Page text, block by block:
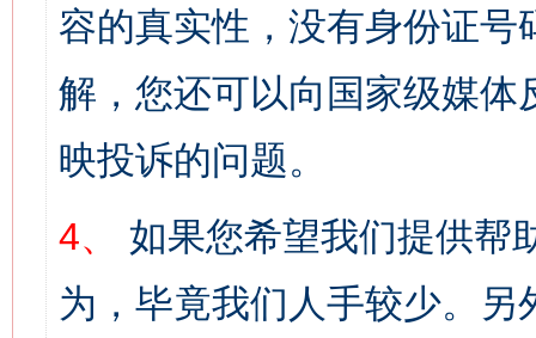
容的真实性，没有身份证
解，您还可以向国家级媒
映投诉的问题。
4、
如果您希望我们提供帮
为，毕竟我们人手较少。